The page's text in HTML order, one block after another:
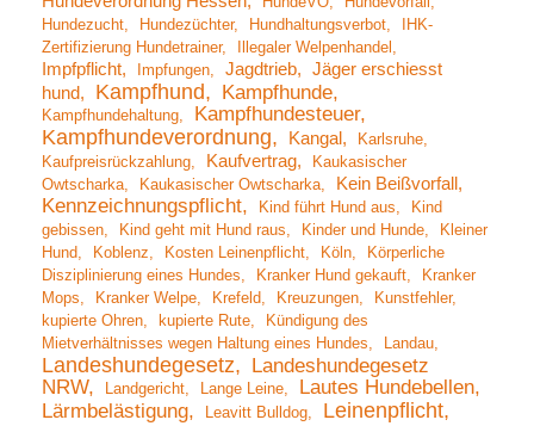
Hundezucht
Hundezüchter Hundhaltungsverbot
IHK-
Zertifizierung Hundetrainer
Illegaler Welpenhandel
Impfpflicht Impfungen Jagdtrieb
Jäger erschiesst
hund
Kampfhund Kampfhunde
Kampfhundehaltung Kampfhundesteuer
Kampfhundeverordnung Kangal
Karlsruhe
Kaufpreisrückzahlung
Kaufvertrag
Kaukasischer
Owtscharka
Kaukasischer Owtscharka Kein Beißvorfall
Kennzeichnungspflicht Kind führt Hund aus
Kind
gebissen
Kind geht mit Hund raus Kinder und Hunde
Kleiner
Hund
Koblenz Kosten Leinenpflicht Köln
Körperliche
Disziplinierung eines Hundes
Kranker Hund gekauft
Kranker
Mops
Kranker Welpe Krefeld Kreuzungen
Kunstfehler
kupierte Ohren
kupierte Rute
Kündigung des
Mietverhältnisses wegen Haltung eines Hundes
Landau
Landeshundegesetz
Landeshundegesetz
NRW
Landgericht Lange Leine
Lautes Hundebellen
Lärmbelästigung
Leavitt Bulldog Leinenpflicht